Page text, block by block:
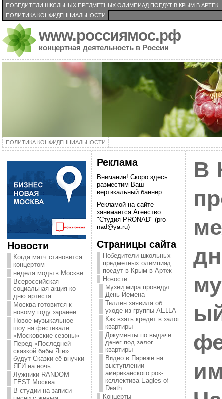
ПОБЕДИТЕЛИ ШКОЛЬНЫХ ПРЕДМЕТНЫХ ОЛИМПИАД ПОЕДУТ В КРЫМ В АРТЕК
ПОЛИТИКА КОНФИДЕНЦИАЛЬНОСТИ
www.россиямос.рф
концертная деятельность в России
ПОЛИТИКА КОНФИДЕНЦИАЛЬНОСТИ
Новости
Когда матч становится
концертом
неделя моды в Москве
Всероссийская
социальная акция ко
дню артиста
Москва готовится к
новому году заранее
Новое музыкальное
шоу на фестивале
«Московские сезоны»
Перед «Последней
сказкой бабы Яги»
будут Сказки её внучки
ЯГИ на ночь
Лужники RANDOM
FEST Москва
В студии на записи
Реклама
Внимание! Скоро здесь
разместим Ваш
вертикальный баннер.
Рекламой на сайте
занимается Агенство
"Студия PRONAD" (pro-
nad@ya.ru)
Страницы сайта
Победители школьных
предметных олимпиад
поедут в Крым в Артек
Новости
Музеи мира проведут
День Йемена
Тиллен заявила об
уходе из группы AELLA
Как взять кредит в залог
квартиры
Документы по выдаче
денег под залог
квартиры
Видео в Париже на
выступлении
американского рок-
коллектива Eagles of
Death
Концерты
В